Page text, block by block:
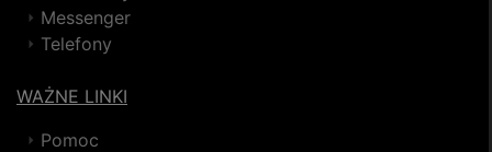
Messenger
Telefony
WAŻNE LINKI
Pomoc